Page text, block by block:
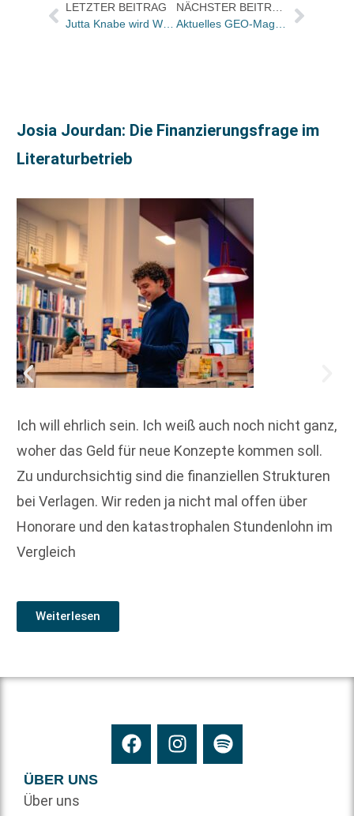
LETZTER BEITRAG
Jutta Knabe wird Werbeleiterin bei Stiftung Christliche Medien
Josia Jourdan: Die Finanzierungsfrage im
Literaturbetrieb
Ich will ehrlich sein. Ich weiß auch noch nicht ganz,
woher das Geld für neue Konzepte kommen soll.
Zu undurchsichtig sind die finanziellen Strukturen
bei Verlagen. Wir reden ja nicht mal offen über
Honorare und den katastrophalen Stundenlohn im
Vergleich
Weiterlesen
ÜBER UNS
Über uns